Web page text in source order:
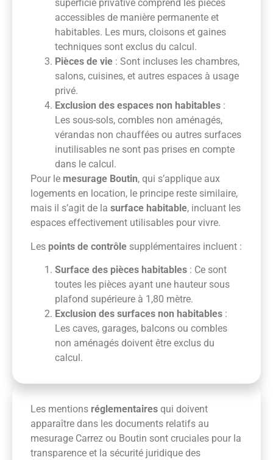
superficie privative comprend les pièces
accessibles de manière permanente et
habitables. Les murs, cloisons et gaines
techniques sont exclus du calcul.
Pièces de vie : Sont incluses les chambres,
salons, cuisines, et autres espaces à usage
privé.
Exclusion des espaces non habitables :
Les sous-sols, combles non aménagés,
vérandas non chauffées ou autres surfaces
inutilisables ne sont pas prises en compte
dans le calcul.
Pour le mesurage Boutin, qui s’applique aux
logements en location, le principe reste similaire,
mais il s’agit de la surface habitable, incluant les
espaces effectivement utilisables pour vivre.
Les points de contrôle supplémentaires incluent :
Surface des pièces habitables : Ce sont
toutes les pièces ayant une hauteur sous
plafond supérieure à 1,80 mètre.
Exclusion des surfaces non habitables :
Les caves, garages, balcons ou combles
non aménagés doivent être exclus du
calcul.
Les mentions réglementaires qui doivent
apparaître dans les documents relatifs au
mesurage Carrez ou Boutin sont cruciales pour la
transparence et la sécurité juridique des